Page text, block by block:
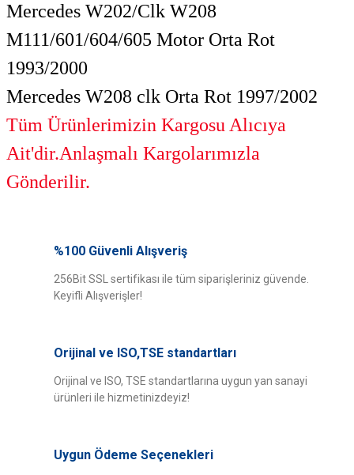
Mercedes W202/Clk W208
M111/601/604/605 Motor Orta Rot
1993/2000
Mercedes W208 clk Orta Rot 1997/2002
Tüm Ürünlerimizin Kargosu Alıcıya
Ait'dir.Anlaşmalı Kargolarımızla
Gönderilir.
Bu ürüne ilk yorumu siz yapın!
yetersiz gördüğünüz noktaları öneri formunu kullanarak tarafımıza
iletebilirsiniz.
Görüş ve önerileriniz için teşekkür ederiz.
Ürün bilgilerinde hatalar bulunuyor.
Ürün fiyatı diğer sitelerden daha pahalı.
Bu ürüne benzer farklı alternatifler olmalı.
%100 Güvenli Alışveriş
256Bit SSL sertifikası ile tüm siparişleriniz güvende.
Keyifli Alışverişler!
Orijinal ve ISO,TSE standartları
Orijinal ve ISO, TSE standartlarına uygun yan sanayi
ürünleri ile hizmetinizdeyiz!
Uygun Ödeme Seçenekleri